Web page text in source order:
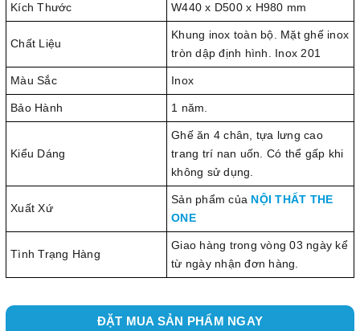
Kích Thước W440 x D500 x H980 mm
Chất Liệu
Khung inox toàn bộ. Mặt ghế inox
tròn dập định hình. Inox 201
Màu Sắc Inox
Bảo Hành 1 năm.
Kiểu Dáng
Ghế ăn 4 chân, tựa lưng cao
trang trí nan uốn. Có thể gấp khi
không sử dụng.
Xuất Xứ
Sản phẩm của NỘI THẤT THE
ONE
Tình Trạng Hàng
Giao hàng trong vòng 03 ngày kể
từ ngày nhận đơn hàng.
ĐẶT MUA SẢN PHẨM NGAY